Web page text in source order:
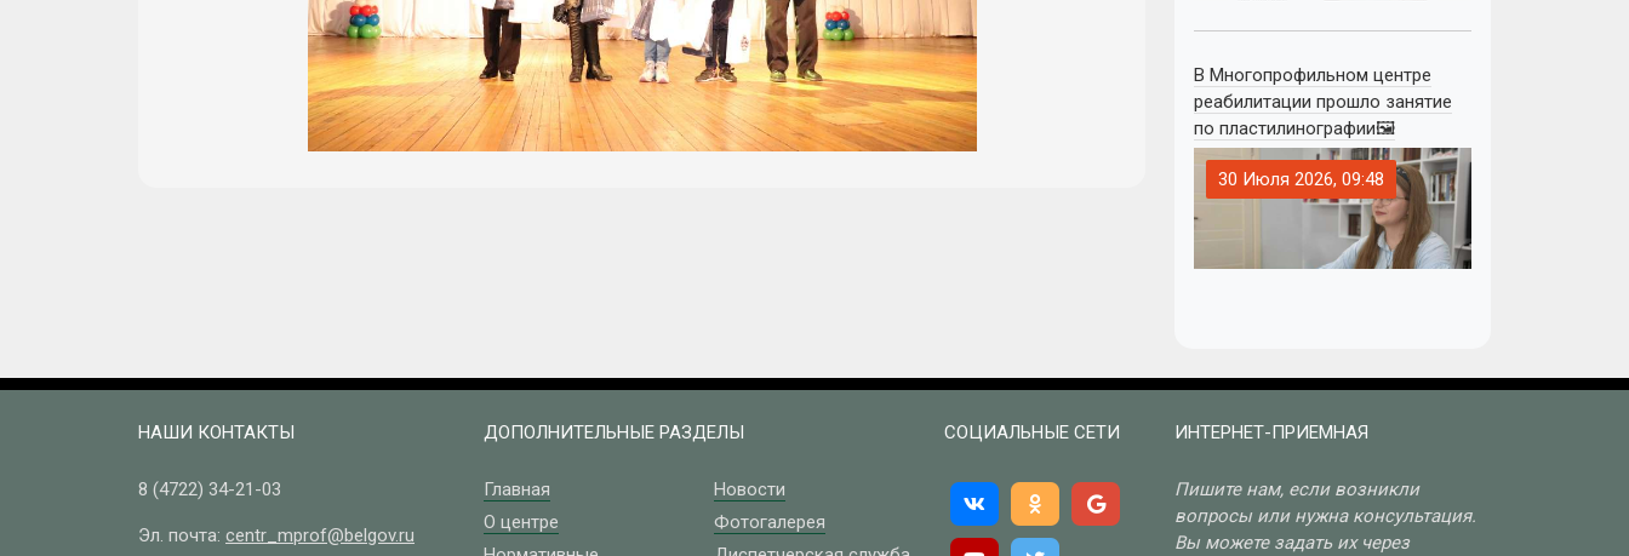
В Многопрофильном центре
реабилитации прошло занятие
по пластилинографии🖼
30 Июля 2026, 09:48
НАШИ КОНТАКТЫ
8 (4722) 34-21-03
Эл. почта: centr_mprof@belgov.ru
ДОПОЛНИТЕЛЬНЫЕ РАЗДЕЛЫ
Главная
О центре
Новости
Фотогалерея
СОЦИАЛЬНЫЕ СЕТИ ИНТЕРНЕТ-ПРИЕМНАЯ
Пишите нам, если возникли
вопросы или нужна консультация.
Вы можете задать их через